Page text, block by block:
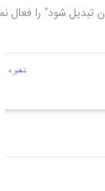
تبدیل شود" را